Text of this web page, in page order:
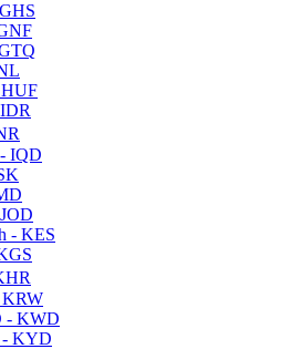
- IQD
- KES
- KWD
- KYD